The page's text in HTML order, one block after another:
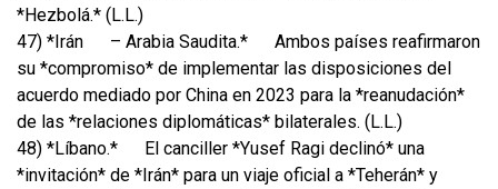
*Hezbolá.* (L.L.)
47) *Irán
– Arabia Saudita.*
Ambos países reafirmaron
su *compromiso* de implementar las disposiciones del
acuerdo mediado por China en 2023 para la *reanudación*
de las *relaciones diplomáticas* bilaterales. (L.L.)
48) *Líbano.*
El canciller *Yusef Ragi declinó* una
*invitación* de *Irán* para un viaje oficial a *Teherán* y